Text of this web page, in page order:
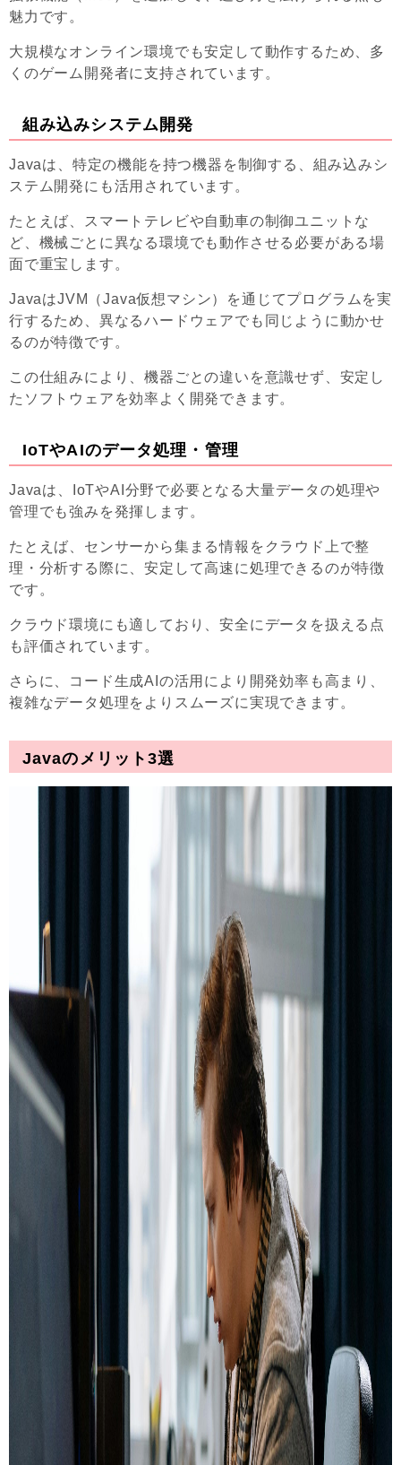
魅力です。
大規模なオンライン環境でも安定して動作するため、多
くのゲーム開発者に支持されています。
組み込みシステム開発
Javaは、特定の機能を持つ機器を制御する、組み込みシ
ステム開発にも活用されています。
たとえば、スマートテレビや自動車の制御ユニットな
ど、機械ごとに異なる環境でも動作させる必要がある場
面で重宝します。
JavaはJVM（Java仮想マシン）を通じてプログラムを実
行するため、異なるハードウェアでも同じように動かせ
るのが特徴です。
この仕組みにより、機器ごとの違いを意識せず、安定し
たソフトウェアを効率よく開発できます。
IoTやAIのデータ処理・管理
Javaは、IoTやAI分野で必要となる大量データの処理や
管理でも強みを発揮します。
たとえば、センサーから集まる情報をクラウド上で整
理・分析する際に、安定して高速に処理できるのが特徴
です。
クラウド環境にも適しており、安全にデータを扱える点
も評価されています。
さらに、コード生成AIの活用により開発効率も高まり、
複雑なデータ処理をよりスムーズに実現できます。
Javaのメリット3選